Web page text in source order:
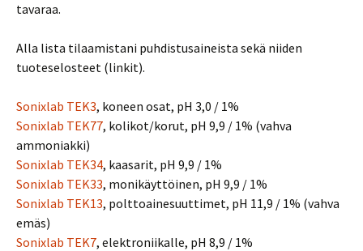
tavaraa.
Alla lista tilaamistani puhdistusaineista sekä niiden
tuoteselosteet (linkit).
Sonixlab TEK3, koneen osat, pH 3,0 / 1%
Sonixlab TEK77, kolikot/korut, pH 9,9 / 1% (vahva
ammoniakki)
Sonixlab TEK34, kaasarit, pH 9,9 / 1%
Sonixlab TEK33, monikäyttöinen, pH 9,9 / 1%
Sonixlab TEK13, polttoainesuuttimet, pH 11,9 / 1% (vahva
emäs)
Sonixlab TEK7, elektroniikalle, pH 8,9 / 1%